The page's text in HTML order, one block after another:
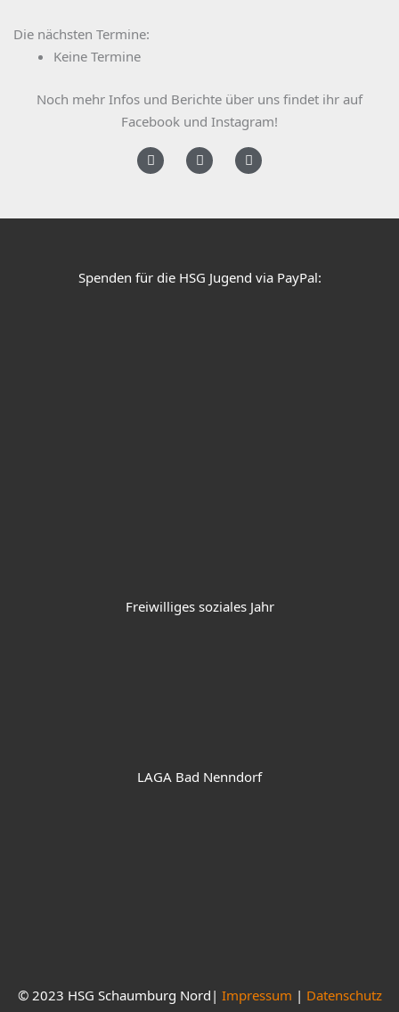
Die nächsten Termine:
Keine Termine
Noch mehr Infos und Berichte über uns findet ihr auf
Facebook und Instagram!
F
e
k
I
t
a
m
Y
t
Spenden für die HSG Jugend via PayPal:
Freiwilliges soziales Jahr
LAGA Bad Nenndorf
© 2023 HSG Schaumburg Nord| Impressum | Datenschutz